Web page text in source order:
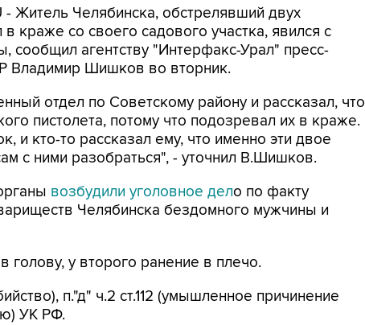
- Житель Челябинска, обстрелявший двух
краже со своего садового участка, явился с
сообщил агентству "Интерфакс-Урал" пресс-
Владимир Шишков во вторник.
отдел по Советскому району и рассказал, что
пистолета, потому что подозревал их в краже.
и кто-то рассказал ему, что именно эти двое
с ними разобраться", - уточнил В.Шишков.
возбудили уголовное дело по факту
Челябинска бездомного мужчины и
голову, у второго ранение в плечо.
п."д" ч.2 ст.112 (умышленное причинение
УК РФ.